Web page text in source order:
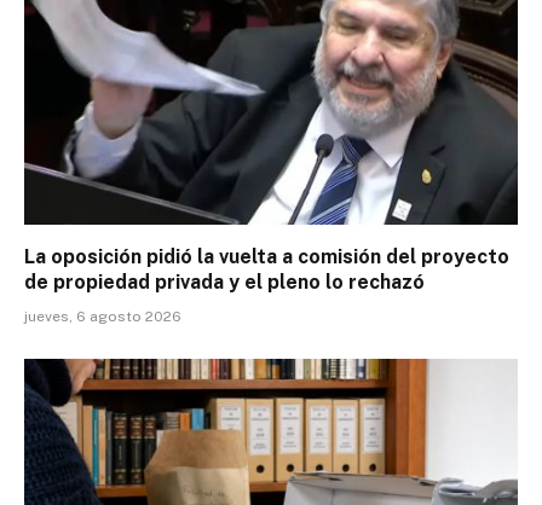
La oposición pidió la vuelta a comisión del proyecto
de propiedad privada y el pleno lo rechazó
jueves, 6 agosto 2026